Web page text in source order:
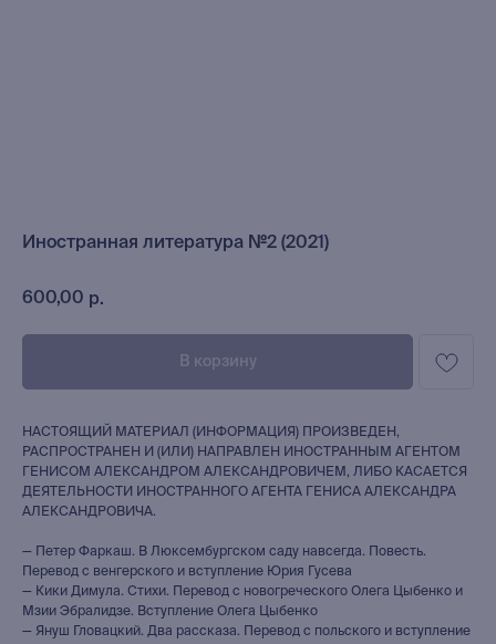
Иностранная литература №2 (2021)
600,00 р.
В корзину
НАСТОЯЩИЙ МАТЕРИАЛ (ИНФОРМАЦИЯ) ПРОИЗВЕДЕН,
РАСПРОСТРАНЕН И (ИЛИ) НАПРАВЛЕН ИНОСТРАННЫМ АГЕНТОМ
ГЕНИСОМ АЛЕКСАНДРОМ АЛЕКСАНДРОВИЧЕМ, ЛИБО КАСАЕТСЯ
ДЕЯТЕЛЬНОСТИ ИНОСТРАННОГО АГЕНТА ГЕНИСА АЛЕКСАНДРА
АЛЕКСАНДРОВИЧА.
— Петер Фаркаш. В Люксембургском саду навсегда. Повесть.
Перевод с венгерского и вступление Юрия Гусева
— Кики Димула. Стихи. Перевод с новогреческого Олега Цыбенко и
Мзии Эбралидзе. Вступление Олега Цыбенко
— Януш Гловацкий. Два рассказа. Перевод с польского и вступление